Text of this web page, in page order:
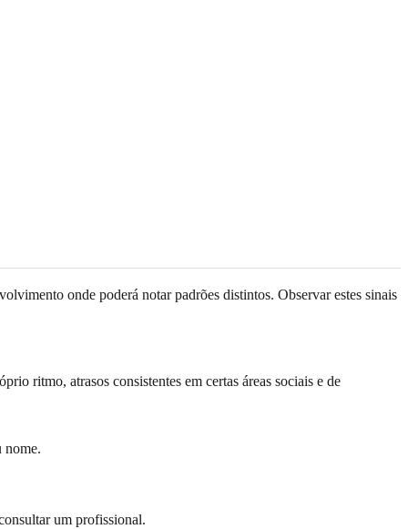
onde poderá notar padrões distintos. Observar estes sinais
ritmo, atrasos consistentes em certas áreas sociais e de
nome.
um profissional.